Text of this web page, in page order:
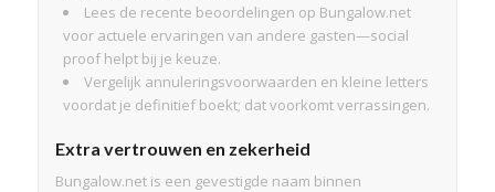
Lees de recente beoordelingen op Bungalow.net
voor actuele ervaringen van andere gasten—social
proof helpt bij je keuze.
Vergelijk annuleringsvoorwaarden en kleine letters
voordat je definitief boekt; dat voorkomt verrassingen.
Extra vertrouwen en zekerheid
Bungalow.net is een gevestigde naam binnen